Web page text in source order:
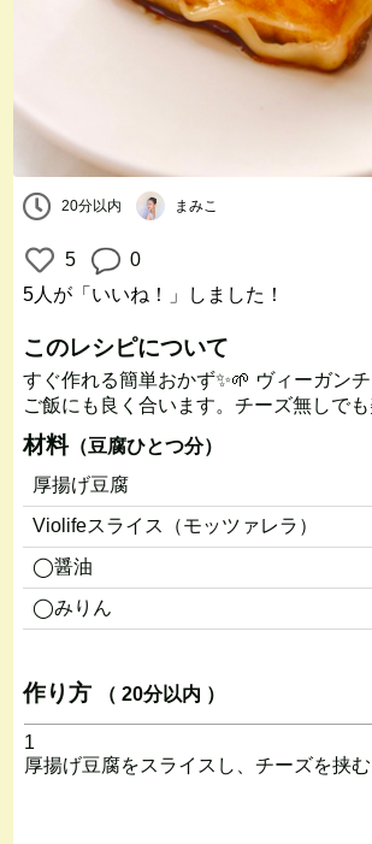
20分以内 まみこ
5
0
5人 が「いいね！」しました！
このレシピについて
すぐ作れる簡単おかず✨🌱 ヴィーガン
ご飯にも良く合います。チーズ無しで
材料（豆腐ひとつ分）
厚揚げ豆腐
Violifeスライス（モッツァレラ）
◯醤油
◯みりん
作り方 （ 20分以内 ）
1
厚揚げ豆腐をスライスし、チーズを挟む